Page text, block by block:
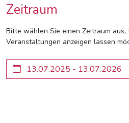
Zeitraum
Bitte wählen Sie einen Zeitraum aus,
Veranstaltungen anzeigen lassen